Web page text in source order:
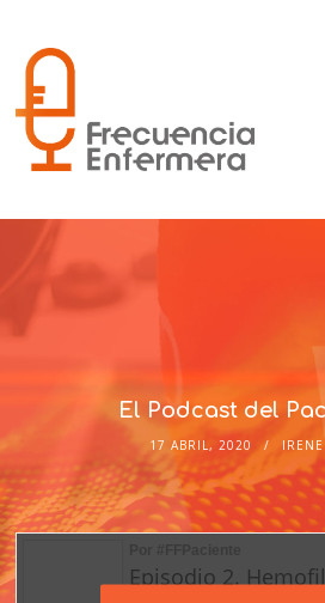
El Podcast del
17 ABRIL, 2020